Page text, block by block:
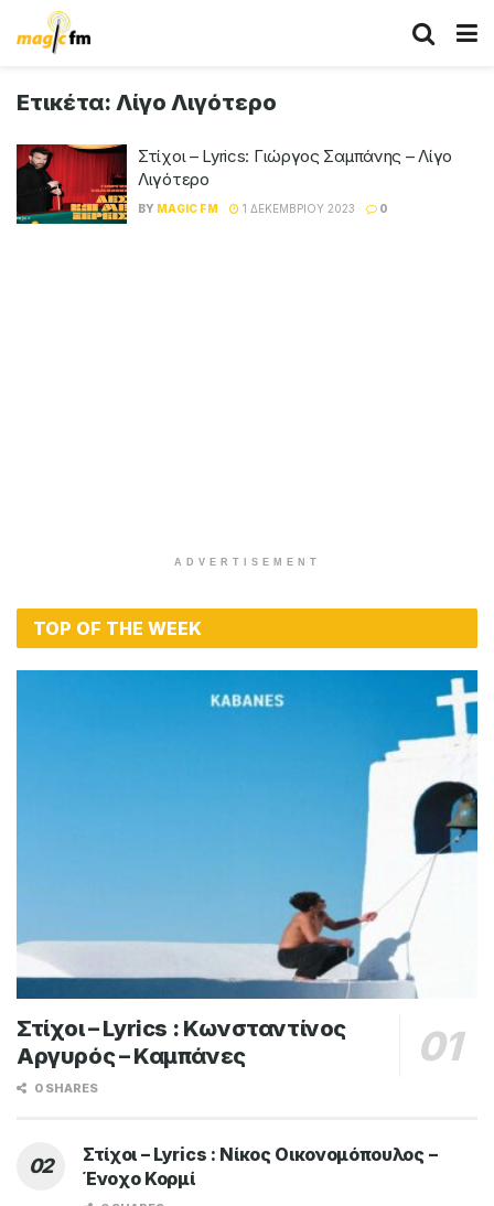
Ετικέτα: Λίγο Λιγότερο
Στίχοι – Lyrics: Γιώργος Σαμπάνης – Λίγο
Λιγότερο
BY MAGIC FM 1 ΔΕΚΕΜΒΡΊΟΥ 2023 0
ADVERTISEMENT
TOP OF THE WEEK
Στίχοι – Lyrics : Κωνσταντίνος
Αργυρός – Καμπάνες
0 SHARES
Στίχοι – Lyrics : Νίκος Οικονομόπουλος –
Ένοχο Κορμί